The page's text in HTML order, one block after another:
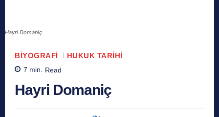
Hayri Domaniç
BIYOGRAFI HUKUK TARIHI
7 min. Read
Hayri Domaniç